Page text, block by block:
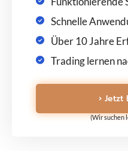
Schnelle
Über 10 Jahre
Trading lernen
› Jetzt
(Wir suchen